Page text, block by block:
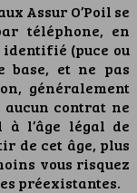
Assur O’Poil se
téléphone, en
identifié (puce ou
base, et ne pas
généralement
aucun contrat ne
à l’âge légal de
de cet âge, plus
vous risquez
préexistantes.